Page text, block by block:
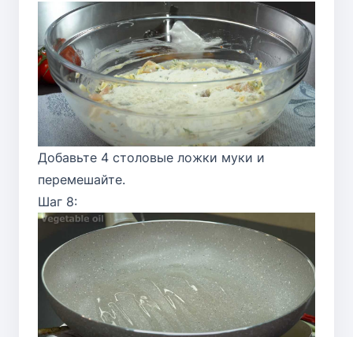
Добавьте 4 столовые ложки муки и
перемешайте.
Шаг 8: